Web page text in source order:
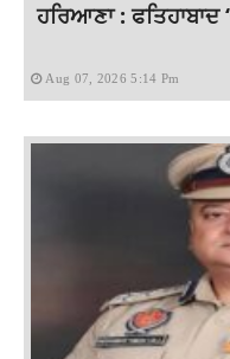
ਹਰਿਆਣਾ :
Aug 07, 2026 5:14 Pm